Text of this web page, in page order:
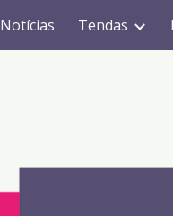
Skip to navigation
Notícias Tendas